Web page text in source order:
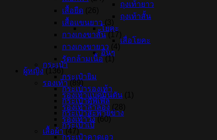
ถุงเท้ายาว
ถุงเท้าสั้น
โยคะ
เสื่อโยคะ
อื่นๆ
กระเป๋า
กระเป๋ายิม
กระเป๋ารองเท้า
กระเป๋าดัฟเฟิล
กระเป๋าสะพายข้าง
กระเป๋าเป้
กระเป๋าคาดเอว
เสื้อยืด
เสื้อแขนยาว
กางเกงขาสั้น (17)
กางเกงขายาว
รัดกล้ามเนื้อ (1)
ผู้หญิง (136)
รองเท้า (89)
รองเท้าแบดมินตัน
รองเท้าลำลอง (28)
รองเท้าวิ่ง (60)
เสื้อผ้า (47)